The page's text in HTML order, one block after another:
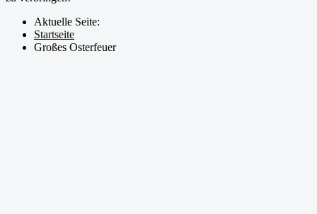
Aktuelle Seite:
Startseite
Großes Osterfeuer